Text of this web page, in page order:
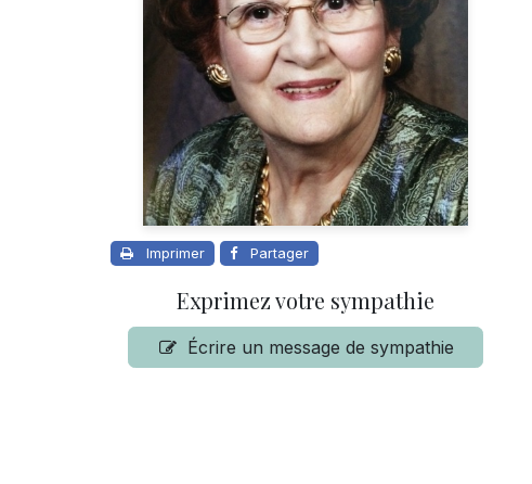
Imprimer Partager
Exprimez votre sympathie
Écrire un message de sympathie